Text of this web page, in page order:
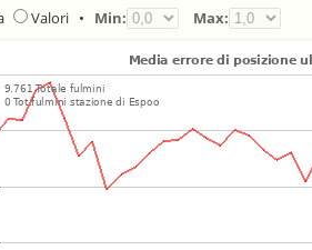
Valori • Min: Max: